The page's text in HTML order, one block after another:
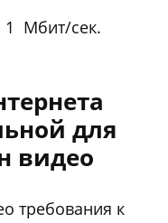
1 Мбит/сек.
для
видео
требования к